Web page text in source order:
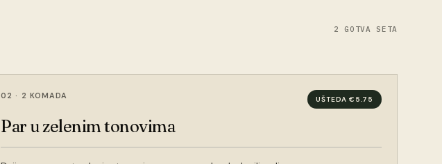
2 GOTVA SETA
02 · 2 KOMADA UŠTEDA €5.75
Par u zelenim tonovima